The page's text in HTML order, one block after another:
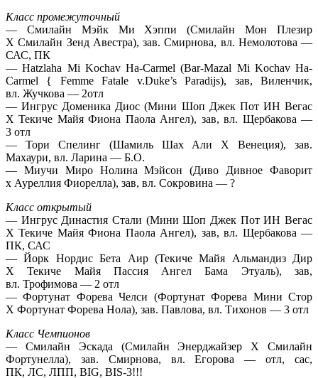
Класс промежуточный
— Смилайн Мэйк Ми Хэппи (Смилайн Мон Плезир
Х Смилайн Зенд Авестра), зав. Смирнова, вл. Немолотова —
САС, ПК
— Hatzlaha Mi Kochav Ha-Carmel (Bar-Mazal Mi Kochav Ha-
Carmel { Femme Fatale v.Duke’s Paradijs), зав, Виленчик,
вл. Жучкова — 2отл
— Ингрус Доменика Диос (Мини Шоп Джек Пот ИН Вегас
Х Текиче Майя Фиона Паола Ангел), зав, вл. Щербакова —
3 отл
— Тори Спелинг (Шамиль Шах Али Х Венеция), зав.
Махаури, вл. Ларина — Б.О.
— Миучи Миро Нолина Мэйсон (Диво Дивное Фаворит
х Ауреллия Фиорелла), зав, вл. Сокровина — ?
Класс открытый
— Ингрус Династия Стали (Мини Шоп Джек Пот ИН Вегас
Х Текиче Майя Фиона Паола Ангел), зав, вл. Щербакова —
ПК, САС
— Йорк Нордис Бета Аир (Текиче Майя Альмандиз Дир
Х Текиче Майя Пассия Ангел Бама Этуаль), зав,
вл. Трофимова — 2 отл
— Фортунат Форева Челси (Фортунат Форева Мини Стор
Х Фортунат Форева Нола), зав. Павлова, вл. Тихонов — 3 отл
Класс Чемпионов
— Смилайн Эскада (Смилайн Энерджайзер Х Смилайн
Фортунелла), зав. Смирнова, вл. Егорова — отл, сас,
ПК, ЛС, ЛПП, BIG, BIS-3!!!